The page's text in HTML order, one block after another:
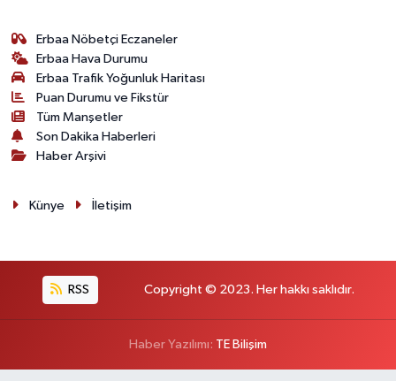
Erbaa Nöbetçi Eczaneler
Erbaa Hava Durumu
Erbaa Trafik Yoğunluk Haritası
Puan Durumu ve Fikstür
Tüm Manşetler
Son Dakika Haberleri
Haber Arşivi
Künye İletişim
RSS Copyright © 2023. Her hakkı saklıdır.
Haber Yazılımı: TE Bilişim